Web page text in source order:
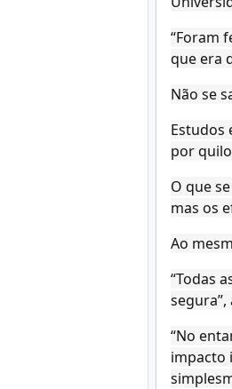
“Foram
que era
Não se
Estudos
por
O que
mas os
Ao
“Todas
“No
impacto